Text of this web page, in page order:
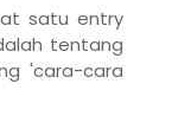
satu entry
tentang
'cara-cara